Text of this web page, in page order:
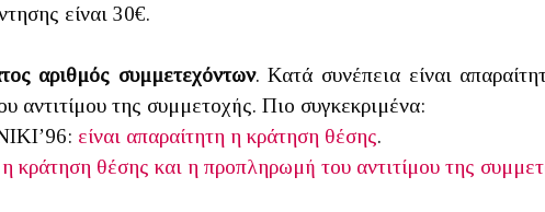
είναι 30€.
αριθμός συμμετεχόντων. Κατά συνέπεια είναι
αντιτίμου της συμμετοχής. Πιο συγκεκριμένα:
είναι απαραίτητη η κράτηση θέσης.
η κράτηση θέσης και η προπληρωμή του αντιτίμου της